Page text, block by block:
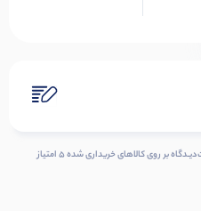
شمـا هـم دربـاره ایـن کــالا دیــدگاه ثبــت کنید، بــا ثبــت‌دیـدگاه بر روی کالاهای خریداری شده ۵ امتیاز